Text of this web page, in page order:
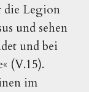
die Legion
und sehen
und bei
(V.15).
im